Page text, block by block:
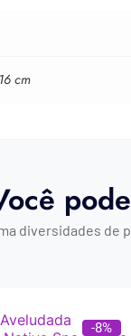
cm
diversidades de
-8%